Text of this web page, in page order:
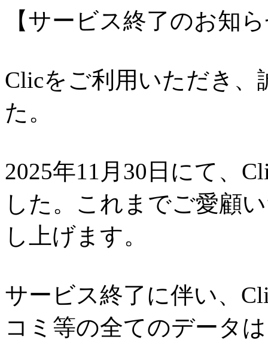
【サービス終了のお知
Clicをご利用いただき
た。
2025年11月30日にて、
した。これまでご愛顧
し上げます。
サービス終了に伴い、
コミ等の全てのデータ